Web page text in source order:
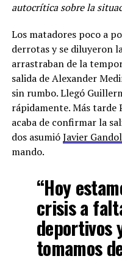
autocrítica sobre la
Los matadores poco a
derrotas y se diluyeron
arrastraban de la
salida de Alexander
sin rumbo. Llegó
rápidamente. Más tarde
acaba de confirmar la
dos asumióJavier
mando.
“Hoy
crisis a
deportivos
tomamos